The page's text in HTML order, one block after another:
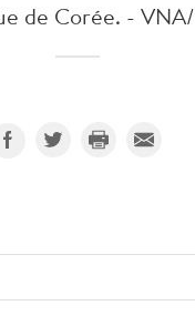
de Corée. -